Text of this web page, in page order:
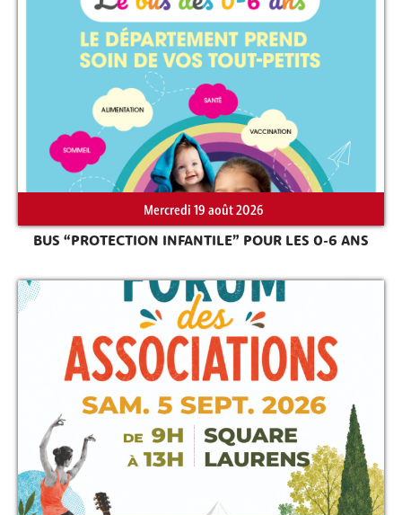
Mercredi 19 août 2026
BUS “PROTECTION INFANTILE” POUR LES 0-6 ANS